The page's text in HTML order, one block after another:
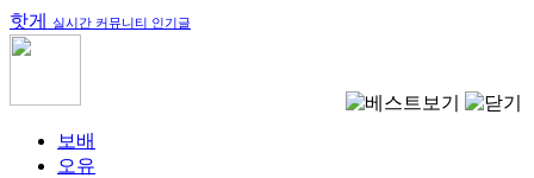
핫게 실시간 커뮤니티 인기글
보배
오유